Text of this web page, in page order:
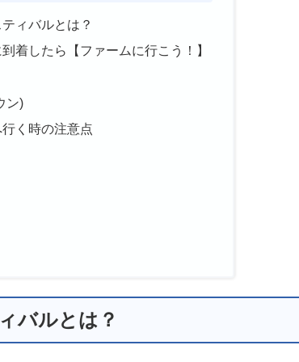
ィバルとは？
着したら【ファームに行こう！】
ン)
く時の注意点
バルとは？